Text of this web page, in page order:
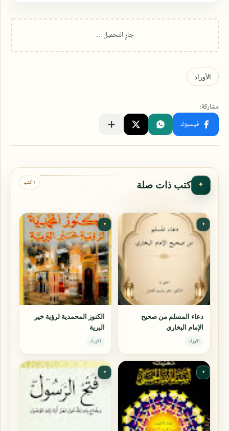
✦ كتب ذات صلة ٦ كتب
✦
دعاء المسلم من صحيح
الإمام البخاري
الأوراد
✦
الكنوز المحمدية لرؤية خير
البرية
الأوراد
✦
✦